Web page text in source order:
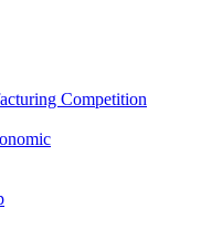
Competition